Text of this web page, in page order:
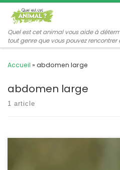
Passer au contenu
Quel est cet animal vous aide à
tout genre que vous pouvez rencontrer
Accueil » abdomen large
abdomen large
1 article